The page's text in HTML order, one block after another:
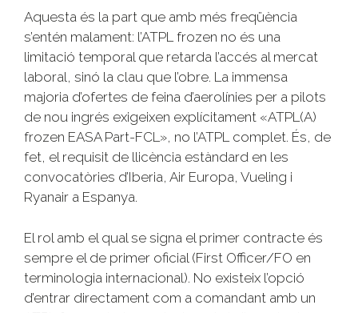
Aquesta és la part que amb més freqüència
s’entén malament: l’ATPL frozen no és una
limitació temporal que retarda l’accés al mercat
laboral, sinó la clau que l’obre. La immensa
majoria d’ofertes de feina d’aerolínies per a pilots
de nou ingrés exigeixen explícitament «ATPL(A)
frozen EASA Part-FCL», no l’ATPL complet. És, de
fet, el requisit de llicència estàndard en les
convocatòries d’Iberia, Air Europa, Vueling i
Ryanair a Espanya.
El rol amb el qual se signa el primer contracte és
sempre el de primer oficial (First Officer/FO en
terminologia internacional). No existeix l’opció
d’entrar directament com a comandant amb un